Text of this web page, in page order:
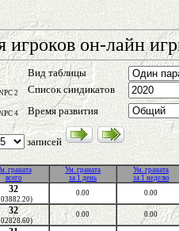
игроков он-лайн
Вид таблицы
2
Список синдикатов
4 Время развития
записей
граната
всего
Ум. граната
за 1 день
Ум. граната
за 1 неделю
32 0.00 0.00
32 0.00 0.00